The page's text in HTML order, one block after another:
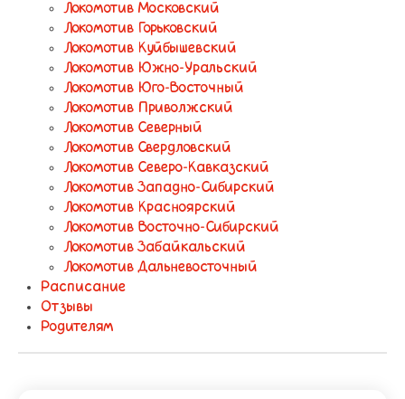
Локомотив Московский
Локомотив Горьковский
Локомотив Куйбышевский
Локомотив Южно-Уральский
Локомотив Юго-Восточный
Локомотив Приволжский
Локомотив Северный
Локомотив Свердловский
Локомотив Северо-Кавказский
Локомотив Западно-Сибирский
Локомотив Красноярский
Локомотив Восточно-Сибирский
Локомотив Забайкальский
Локомотив Дальневосточный
Расписание
Отзывы
Родителям